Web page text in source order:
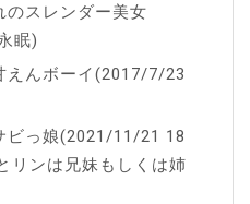
のスレンダー美女
眠)
えんボーイ(2017/7/23
ビっ娘(2021/11/21 18
リンは兄妹もしくは姉